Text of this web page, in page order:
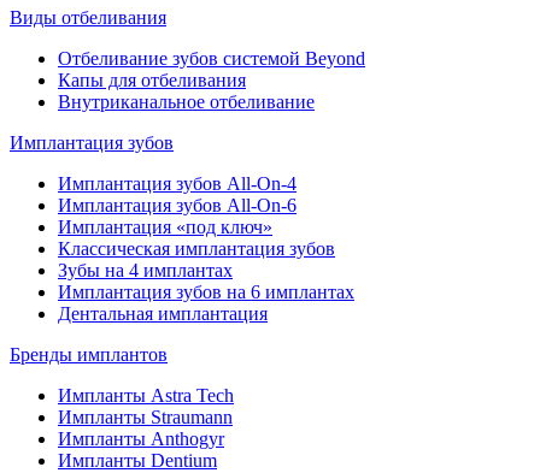
Виды отбеливания
Отбеливание зубов системой Beyond
Капы для отбеливания
Внутриканальное отбеливание
Имплантация зубов
Имплантация зубов All-On-4
Имплантация зубов All-On-6
Имплантация «под ключ»
Классическая имплантация зубов
Зубы на 4 имплантах
Имплантация зубов на 6 имплантах
Дентальная имплантация
Бренды имплантов
Импланты Astra Tech
Импланты Straumann
Импланты Anthogyr
Импланты Dentium